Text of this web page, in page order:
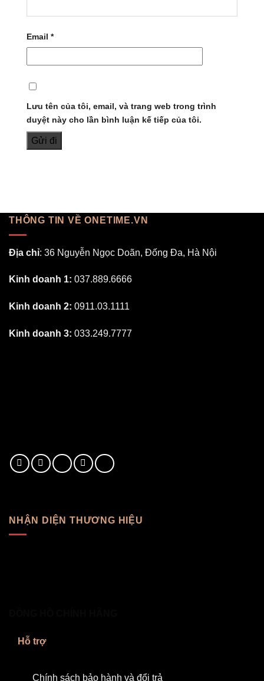
Email *
Lưu tên của tôi, email, và trang web trong trình
duyệt này cho lần bình luận kế tiếp của tôi.
THÔNG TIN VỀ ONETIME.VN
Địa chỉ: 36 Nguyễn Ngọc Doãn, Đống Đa, Hà Nội
Kinh doanh 1: 037.889.6666
Kinh doanh 2: 0911.03.1111
Kinh doanh 3: 033.249.7777
NHẬN DIỆN THƯƠNG HIỆU
Hỗ trợ
Chính sách bảo hành và đổi trả